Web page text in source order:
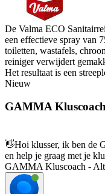
De Valma ECO
een effectieve spray van
toiletten, wastafels,
reiniger verwijdert
Het resultaat is een
Nieuw
GAMMA
👋Hoi klusser, ik ben de
en help je graag met je
GAMMA Kluscoach -